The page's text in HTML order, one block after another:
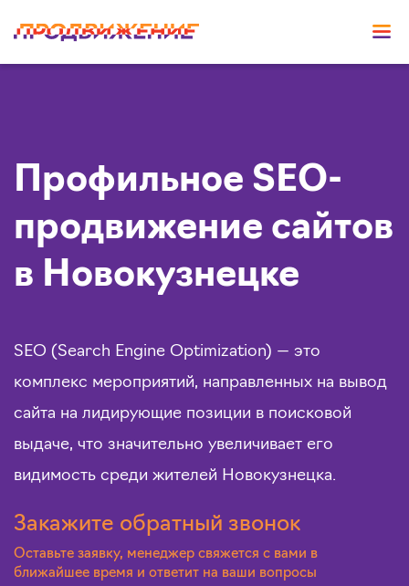
Профильное SEO-
продвижение сайтов
в Новокузнецке
SEO (Search Engine Optimization) — это
комплекс мероприятий, направленных на вывод
сайта на лидирующие позиции в поисковой
выдаче, что значительно увеличивает его
видимость среди жителей Новокузнецка.
Закажите обратный звонок
Оставьте заявку, менеджер свяжется с вами в
ближайшее время и ответит на ваши вопросы